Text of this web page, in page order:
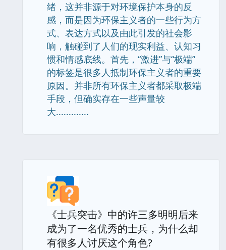
绪，这并非源于对环境保护本身的反
感，而是因为环保主义者的一些行为方
式、表达方式以及由此引发的社会影
响，触碰到了人们的现实利益、认知习
惯和情感底线。首先，“激进”与“极端”
的标签是很多人抵制环保主义者的重要
原因。并非所有环保主义者都采取极端
手段，但确实存在一些声量较
大.............
《士兵突击》中的许三多明明后来
成为了一名优秀的士兵，为什么却
有很多人讨厌这个角色?